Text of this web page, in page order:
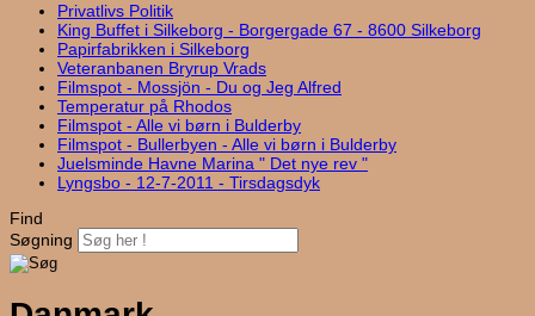
Privatlivs Politik
King Buffet i Silkeborg - Borgergade 67 - 8600 Silkeborg
Papirfabrikken i Silkeborg
Veteranbanen Bryrup Vrads
Filmspot - Mossjön - Du og Jeg Alfred
Temperatur på Rhodos
Filmspot - Alle vi børn i Bulderby
Filmspot - Bullerbyen - Alle vi børn i Bulderby
Juelsminde Havne Marina " Det nye rev "
Lyngsbo - 12-7-2011 - Tirsdagsdyk
Find
Søgning